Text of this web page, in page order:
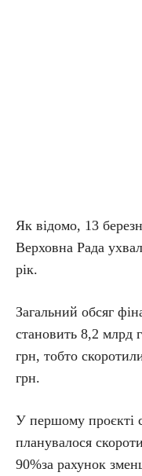
Як відомо, 13
Верховна Рада
рік.
Загальний обсяг
становить 8,2 млрд
грн, тобто
грн.
У першому проєкті
планувалося
90%за рахунок